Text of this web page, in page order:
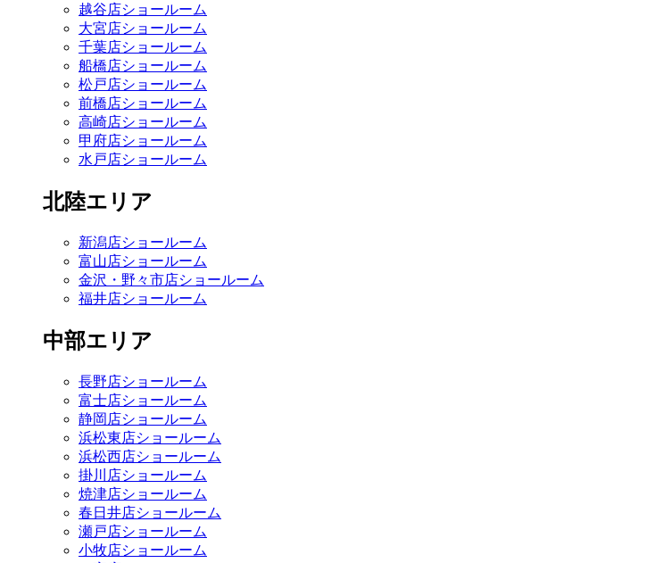
越谷店ショールーム
大宮店ショールーム
千葉店ショールーム
船橋店ショールーム
松戸店ショールーム
前橋店ショールーム
高崎店ショールーム
甲府店ショールーム
水戸店ショールーム
北陸エリア
新潟店ショールーム
富山店ショールーム
金沢・野々市店ショールーム
福井店ショールーム
中部エリア
長野店ショールーム
富士店ショールーム
静岡店ショールーム
浜松東店ショールーム
浜松西店ショールーム
掛川店ショールーム
焼津店ショールーム
春日井店ショールーム
瀬戸店ショールーム
小牧店ショールーム